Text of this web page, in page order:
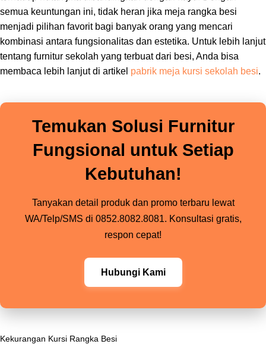
semua keuntungan ini, tidak heran jika meja rangka besi
menjadi pilihan favorit bagi banyak orang yang mencari
kombinasi antara fungsionalitas dan estetika. Untuk lebih lanjut
tentang furnitur sekolah yang terbuat dari besi, Anda bisa
membaca lebih lanjut di artikel pabrik meja kursi sekolah besi.
Temukan Solusi Furnitur
Fungsional untuk Setiap
Kebutuhan!
Tanyakan detail produk dan promo terbaru lewat
WA/Telp/SMS di 0852.8082.8081. Konsultasi gratis,
respon cepat!
Hubungi Kami
Kekurangan Kursi Rangka Besi